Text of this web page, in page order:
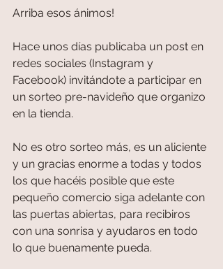
Arriba esos ánimos!
Hace unos días publicaba un post en
redes sociales (Instagram y
Facebook) invitándote a participar en
un sorteo pre-navideño que organizo
en la tienda.
No es otro sorteo más, es un aliciente
y un gracias enorme a todas y todos
los que hacéis posible que este
pequeño comercio siga adelante con
las puertas abiertas, para recibiros
con una sonrisa y ayudaros en todo
lo que buenamente pueda.